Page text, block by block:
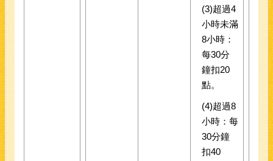
(3)超過4
小時未滿
8小時：
每30分
鐘扣20
點。
(4)超過8
小時：每
30分鐘
扣40